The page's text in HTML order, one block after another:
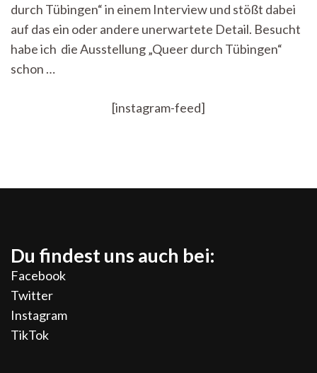
den
der
Queeren
durch Tübingen“ in einem Interview und stößt dabei
auf das ein oder andere unerwartete Detail. Besucht
habe ich die Ausstellung „Queer durch Tübingen“
schon …
[instagram-feed]
Du findest uns auch bei:
Facebook
Twitter
Instagram
TikTok